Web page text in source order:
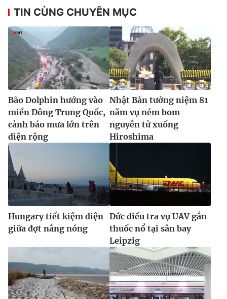
TIN CÙNG CHUYÊN MỤC
Bão Dolphin hướng vào
miền Đông Trung Quốc,
cảnh báo mưa lớn trên
diện rộng
Nhật Bản tưởng niệm 81
năm vụ ném bom
nguyên tử xuống
Hiroshima
Hungary tiết kiệm điện
giữa đợt nắng nóng
Đức điều tra vụ UAV gắn
thuốc nổ tại sân bay
Leipzig